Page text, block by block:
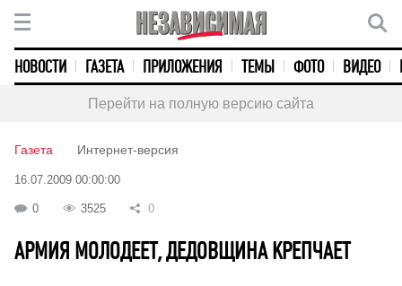
НОВОСТИ ГАЗЕТА ПРИЛОЖЕНИЯ ТЕМЫ ФОТО ВИДЕО
Перейти на полную версию сайта
Газета Интернет-версия
16.07.2009 00:00:00
0 3525 0
АРМИЯ МОЛОДЕЕТ, ДЕДОВЩИНА КРЕПЧАЕТ